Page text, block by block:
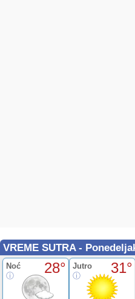
VREME SUTRA -
Noć 28° Jutro 31°